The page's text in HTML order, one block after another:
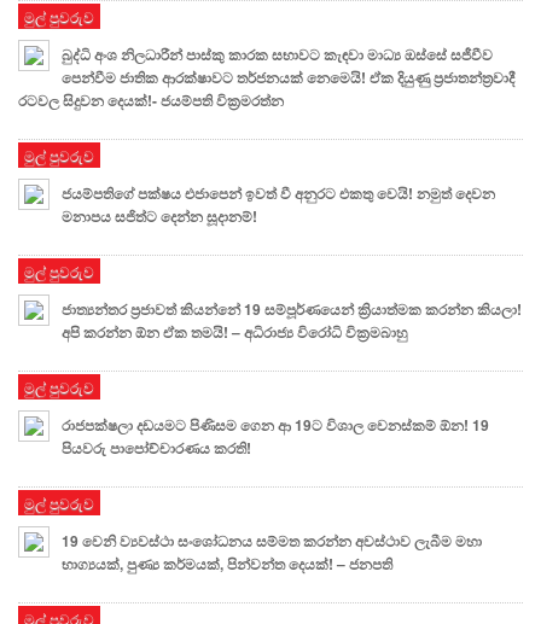
මුල් පුවරුව
බුද්ධි අංශ නිලධාරීන් පාස්කු කාරක සභාවට කැඳවා මාධ්‍ය ඔස්සේ සජීවීව
පෙන්වීම ජාතික ආරක්ෂාවට තර්ජනයක් නෙමෙයි! ඒක දියුණු ප්‍රජාතන්ත්‍රවාදී
රටවල සිදුවන දෙයක්!- ජයම්පති වික්‍රමරත්න
මුල් පුවරුව
ජයම්පතිගේ පක්ෂය එජාපෙන් ඉවත් වී අනුරට එකතු වෙයි! නමුත් දෙවන
මනාපය සජිත්ට දෙන්න සූදානම්!
මුල් පුවරුව
ජාත්‍යන්තර ප්‍රජාවත් කියන්නේ 19 සම්පූර්ණයෙන් ක්‍රියාත්මක කරන්න කියලා!
අපි කරන්න ඕන ඒක තමයි! – අධිරාජ්‍ය විරෝධි වික්‍රමබාහු
මුල් පුවරුව
රාජපක්ෂලා දඩයමට පිණිසම ගෙන ආ 19ට විශාල වෙනස්කම් ඕන! 19
පියවරු පාපෝච්චාරණය කරති!
මුල් පුවරුව
19 වෙනි ව්‍යවස්ථා සංශෝධනය සම්මත කරන්න අවස්ථාව ලැබීම මහා
භාග්‍යයක්, පුණ්‍ය කර්මයක්, පින්වන්ත දෙයක්! – ජනපති
මුල් පුවරුව